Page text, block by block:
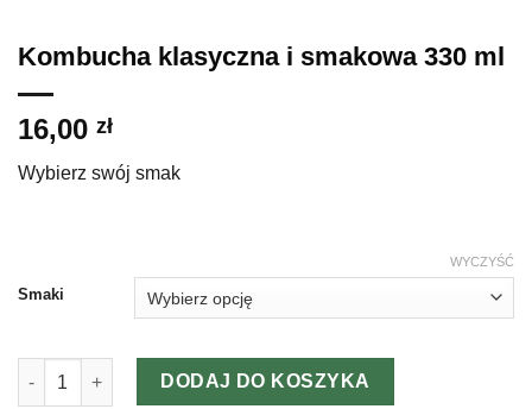
Kombucha klasyczna i smakowa 330 ml
16,00 zł
Wybierz swój smak
Smaki
WYCZYŚĆ
ilość Kombucha klasyczna i smakowa 330 ml
DODAJ DO KOSZYKA